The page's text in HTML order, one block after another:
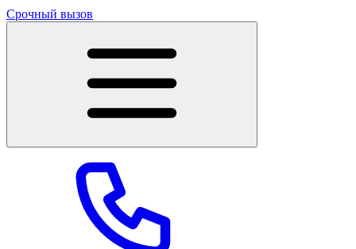
Срочный вызов